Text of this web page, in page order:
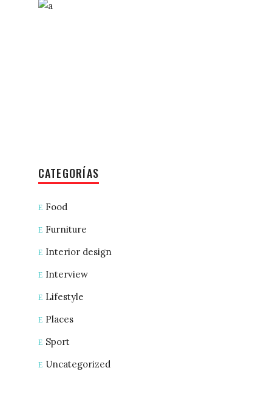
CATEGORÍAS
Food
Furniture
Interior design
Interview
Lifestyle
Places
Sport
Uncategorized